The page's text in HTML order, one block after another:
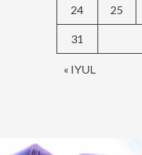
« IYUL
24 25
31